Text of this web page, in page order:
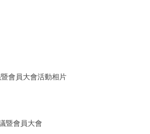
會員大會活動相片
暨會員大會